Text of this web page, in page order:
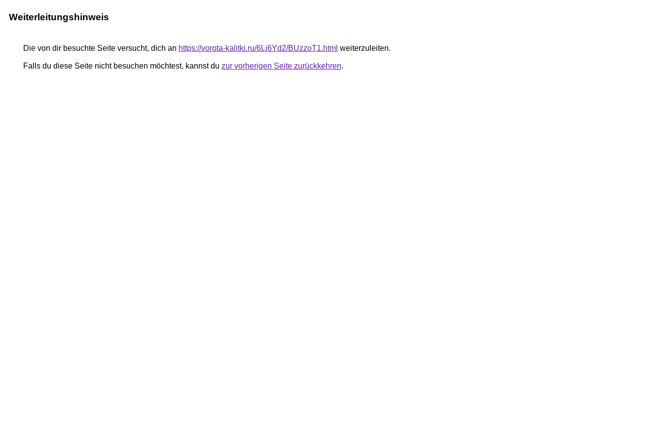
Weiterleitungshinweis
Die von dir besuchte Seite versucht, dich an https://vorota-kalitki.ru/6Lj6Yd2/BUzzoT1.html weiterzuleiten.
Falls du diese Seite nicht besuchen möchtest, kannst du zur vorherigen Seite zurückkehren.